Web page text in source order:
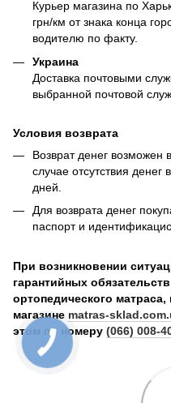
Курьер магазина по
грн/км от знака конца
водителю по факту.
Украина
Доставка почтовыми
выбранной почтовой
Условия возврата
Возврат денег возможен
случае отсутствия
дней.
Для возврата денег
паспорт и
При возникновении
гарантийных
ортопедического
магазине matras-
этом по номеру (066) 008-